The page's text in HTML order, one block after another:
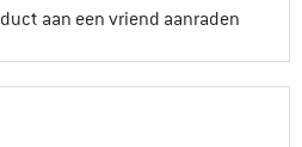
aan een vriend aanraden